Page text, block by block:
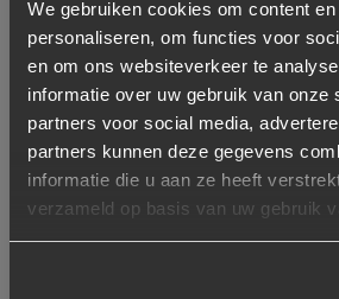
We gebruiken cookies om content
personaliseren, om functies voor
en om ons websiteverkeer te
informatie over uw gebruik van onze
partners voor social media,
partners kunnen deze gegevens
informatie die u aan ze heeft
verzameld op basis van uw gebruik
-50%
Ovale Salontafel Maxim
Mangohout en Marmer
120 x 70 cm
45 cm
Op